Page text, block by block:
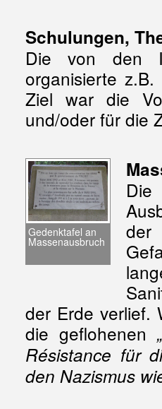
Schulungen,
Die von den
organisierte
Ziel war die
und/oder für die
Gedenktafel an
Massenausbruch
der
der Erde verlief.
die geflohenen
Résistance für
den Nazismus